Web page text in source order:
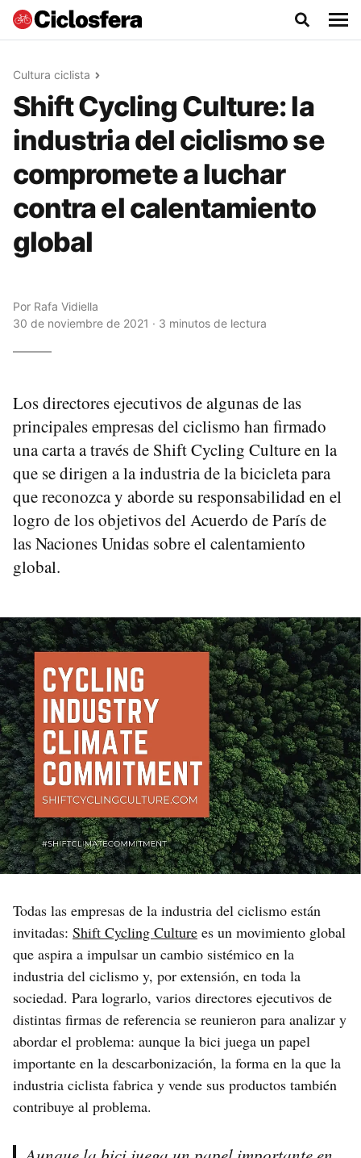
Cultura ciclista
Shift Cycling Culture: la
industria del ciclismo se
compromete a luchar
contra el calentamiento
global
Por Rafa Vidiella
30 de noviembre de 2021 · 3 minutos de lectura
Los directores ejecutivos de algunas de las
principales empresas del ciclismo han firmado
una carta a través de Shift Cycling Culture en la
que se dirigen a la industria de la bicicleta para
que reconozca y aborde su responsabilidad en el
logro de los objetivos del Acuerdo de París de
las Naciones Unidas sobre el calentamiento
global.
Todas las empresas de la industria del ciclismo están
invitadas: Shift Cycling Culture es un movimiento global
que aspira a impulsar un cambio sistémico en la
industria del ciclismo y, por extensión, en toda la
sociedad. Para lograrlo, varios directores ejecutivos de
distintas firmas de referencia se reunieron para analizar y
abordar el problema: aunque la bici juega un papel
importante en la descarbonización, la forma en la que la
industria ciclista fabrica y vende sus productos también
contribuye al problema.